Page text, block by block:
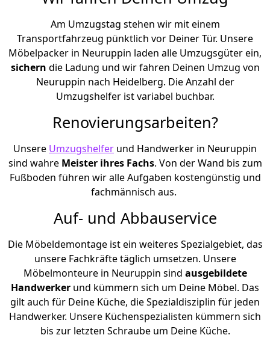
Am Umzugstag stehen wir mit einem
Transportfahrzeug pünktlich vor Deiner Tür. Unsere
Möbelpacker in Neuruppin laden alle Umzugsgüter ein,
sichern die Ladung und wir fahren Deinen Umzug von
Neuruppin nach Heidelberg. Die Anzahl der
Umzugshelfer ist variabel buchbar.
Renovierungsarbeiten?
Unsere Umzugshelfer und Handwerker in Neuruppin
sind wahre Meister ihres Fachs. Von der Wand bis zum
Fußboden führen wir alle Aufgaben kostengünstig und
fachmännisch aus.
Auf- und Abbauservice
Die Möbeldemontage ist ein weiteres Spezialgebiet, das
unsere Fachkräfte täglich umsetzen. Unsere
Möbelmonteure in Neuruppin sind ausgebildete
Handwerker und kümmern sich um Deine Möbel. Das
gilt auch für Deine Küche, die Spezialdisziplin für jeden
Handwerker. Unsere Küchenspezialisten kümmern sich
bis zur letzten Schraube um Deine Küche.